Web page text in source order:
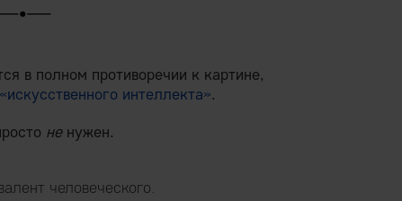
в полном противоречии к картине,
интеллекта».
ненужен.
человеческого.